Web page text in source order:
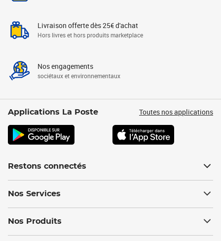
Livraison offerte dès 25€ d'achat
Hors livres et hors produits marketplace
Nos engagements
sociétaux et environnementaux
Applications La Poste Toutes nos applications
Restons connectés
Nos Services
Nos Produits